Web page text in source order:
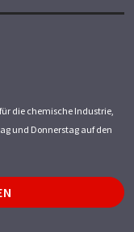
die chemische Industrie,
und Donnerstag auf den